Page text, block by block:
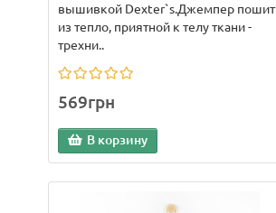
вышивкой Dexter`s.Джемпер пошит
из тепло, приятной к телу ткани -
трехни..
569грн
В корзину